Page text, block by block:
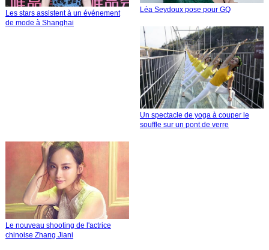
Les stars assistent à un événement
de mode à Shanghai
Léa Seydoux pose pour GQ
Un spectacle de yoga à couper le
souffle sur un pont de verre
Le nouveau shooting de l'actrice
chinoise Zhang Jiani